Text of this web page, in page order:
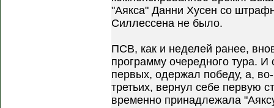
"Аякса" Данни Хусен со
Силлессена не было.
ПСВ, как и неделей ранее,
программу очередного тура.
первых, одержал победу, а,
третьих, вернул себе первую
временно принадлежала